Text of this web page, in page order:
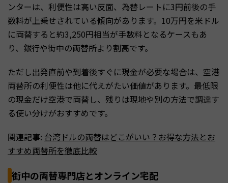
ンターは、利便性は高い反面、為替レートに3円前後の手
数料が上乗せされている傾向があります。10万円を米ドル
に両替すると約3,250円相当が手数料となるケースもあ
り、銀行や街中の両替所より割高です。
ただし出発直前や到着後すぐに現金が必要な場合は、空港
両替所の利便性は他に代えがたい価値があります。最低限
の現金だけ空港で両替し、残りは現地や別の方法で調達す
る使い分けがおすすめです。
関連記事: 台湾ドルの両替はどこがいい？お得な方法とお
すすめ両替所を徹底比較
街中の両替専門店とオンライン宅配